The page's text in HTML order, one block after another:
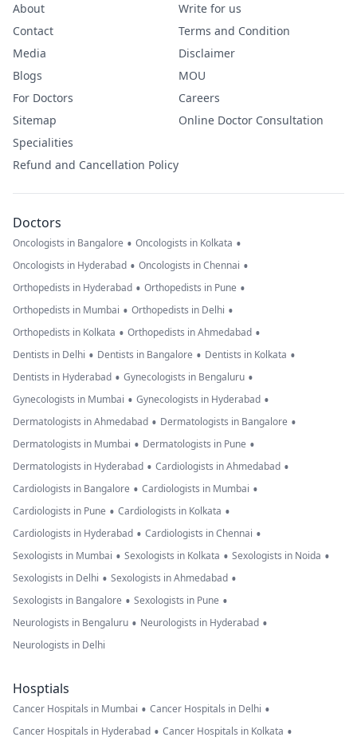
About
Contact
Media
Blogs
For Doctors
Sitemap
Specialities
Refund and Cancellation Policy
Write for us
Terms and Condition
Disclaimer
MOU
Careers
Online Doctor Consultation
Doctors
Oncologists in Bangalore • Oncologists in Kolkata •
Oncologists in Hyderabad • Oncologists in Chennai •
Orthopedists in Hyderabad • Orthopedists in Pune •
Orthopedists in Mumbai • Orthopedists in Delhi •
Orthopedists in Kolkata • Orthopedists in Ahmedabad •
Dentists in Delhi • Dentists in Bangalore • Dentists in Kolkata •
Dentists in Hyderabad • Gynecologists in Bengaluru •
Gynecologists in Mumbai • Gynecologists in Hyderabad •
Dermatologists in Ahmedabad • Dermatologists in Bangalore •
Dermatologists in Mumbai • Dermatologists in Pune •
Dermatologists in Hyderabad • Cardiologists in Ahmedabad •
Cardiologists in Bangalore • Cardiologists in Mumbai •
Cardiologists in Pune • Cardiologists in Kolkata •
Cardiologists in Hyderabad • Cardiologists in Chennai •
Sexologists in Mumbai • Sexologists in Kolkata • Sexologists in Noida •
Sexologists in Delhi • Sexologists in Ahmedabad •
Sexologists in Bangalore • Sexologists in Pune •
Neurologists in Bengaluru • Neurologists in Hyderabad •
Neurologists in Delhi
Hosptials
Cancer Hospitals in Mumbai • Cancer Hospitals in Delhi •
Cancer Hospitals in Hyderabad • Cancer Hospitals in Kolkata •